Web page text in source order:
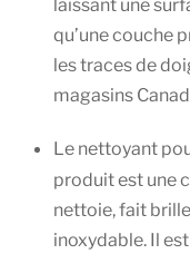
laissant une
qu’une couche
les traces de
magasins
Le nettoyant
produit est une
nettoie, fait
inoxydable. Il